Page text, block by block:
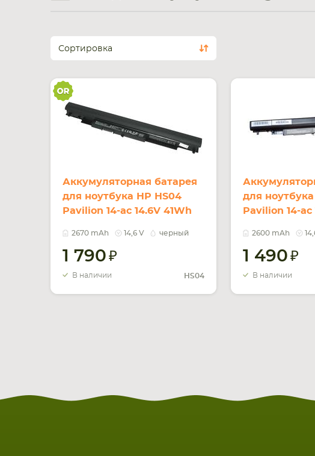
Сортировка
Аккумуляторная батарея
для ноутбука HP HS04
Pavilion 14-ac 14.6V 41Wh
2670 mAh 14,6 V черный
1 790
В наличии HS04
для
Pavilion 14-ac
2600 mAh
1 490
В наличии